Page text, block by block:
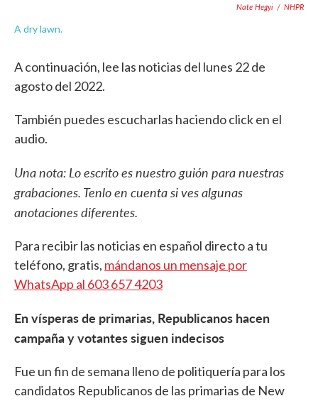
Nate Hegyi / NHPR
A dry lawn.
A continuación, lee las noticias del lunes 22 de
agosto del 2022.
También puedes escucharlas haciendo click en el
audio.
Una nota: Lo escrito es nuestro guión para nuestras
grabaciones. Tenlo en cuenta si ves algunas
anotaciones diferentes.
Para recibir las noticias en español directo a tu
teléfono, gratis, mándanos un mensaje por
WhatsApp al 603 657 4203
En vísperas de primarias, Republicanos hacen
campaña y votantes siguen indecisos
Fue un fin de semana lleno de politiquería para los
candidatos Republicanos de las primarias de New